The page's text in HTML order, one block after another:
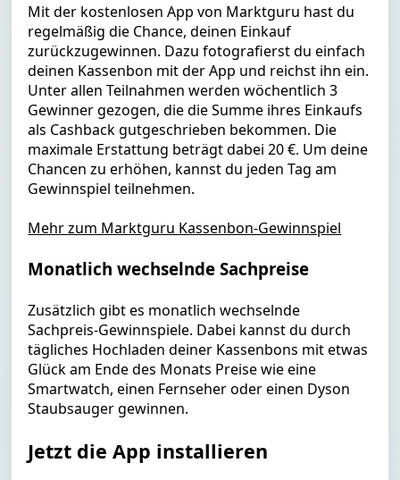
Mit der kostenlosen App von Marktguru hast du
regelmäßig die Chance, deinen Einkauf
zurückzugewinnen. Dazu fotografierst du einfach
deinen Kassenbon mit der App und reichst ihn ein.
Unter allen Teilnahmen werden wöchentlich 3
Gewinner gezogen, die die Summe ihres Einkaufs
als Cashback gutgeschrieben bekommen. Die
maximale Erstattung beträgt dabei 20 €. Um deine
Chancen zu erhöhen, kannst du jeden Tag am
Gewinnspiel teilnehmen.
Mehr zum Marktguru Kassenbon-Gewinnspiel
Monatlich wechselnde Sachpreise
Zusätzlich gibt es monatlich wechselnde
Sachpreis-Gewinnspiele. Dabei kannst du durch
tägliches Hochladen deiner Kassenbons mit etwas
Glück am Ende des Monats Preise wie eine
Smartwatch, einen Fernseher oder einen Dyson
Staubsauger gewinnen.
Jetzt die App installieren